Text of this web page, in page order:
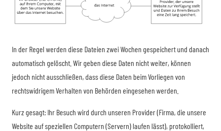
In der Regel werden diese Dateien zwei Wochen gespeichert und danach
automatisch gelöscht. Wir geben diese Daten nicht weiter, können
jedoch nicht ausschließen, dass diese Daten beim Vorliegen von
rechtswidrigem Verhalten von Behörden eingesehen werden.
Kurz gesagt: Ihr Besuch wird durch unseren Provider (Firma, die unsere
Website auf speziellen Computern (Servern) laufen lässt), protokolliert,